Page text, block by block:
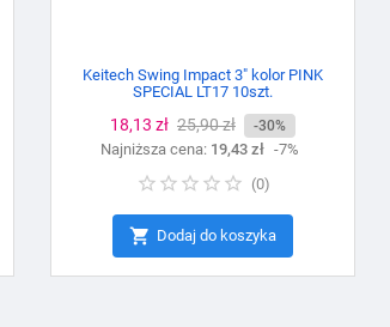
Keitech Swing Impact 3" kolor PINK
SPECIAL LT17 10szt.
Cena
18,13 zł Cena
podstawowa
25,90 zł -30%
Najniższa cena: 19,43 zł -7%
(0)
 Dodaj do koszyka